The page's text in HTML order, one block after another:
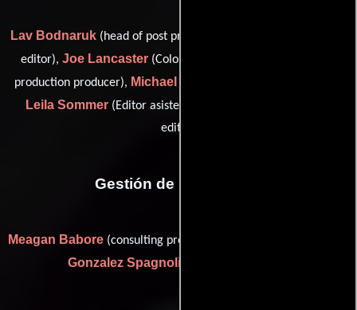
Lav Bodnaruk(head of post production),
editor), Joe Lancaster(Colorista),
production producer), Michael Mier
Leila Sommer (Editor asistente) y
editor)
Gestión de producción
Meagan Babore (consulting production manager) y
Gonzalez Spagnoli